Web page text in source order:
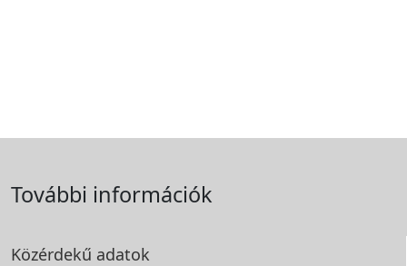
További információk
Közérdekű adatok